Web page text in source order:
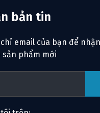
bản tin
email của bạn để
sản phẩm mới